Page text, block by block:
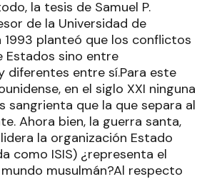
la tesis de Samuel P.
de la Universidad de
1993 planteó que los conflictos
Estados sino entre
diferentes entre sí.Para este
en el siglo XXI ninguna
sangrienta que la que separa al
Ahora bien, la guerra santa,
la organización Estado
como ISIS) ¿representa el
musulmán?Al respecto